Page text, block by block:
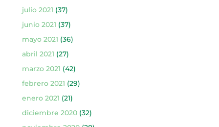
julio 2021 (37)
junio 2021 (37)
mayo 2021 (36)
abril 2021 (27)
marzo 2021 (42)
febrero 2021 (29)
enero 2021 (21)
diciembre 2020(32)